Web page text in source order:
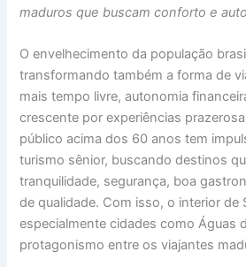
maduros que buscam conforto e
O envelhecimento da população
transformando também a forma de
mais tempo livre, autonomia
crescente por experiências
público acima dos 60 anos tem
turismo sênior, buscando destinos
tranquilidade, segurança, boa
de qualidade. Com isso, o interior de
especialmente cidades como Águas
protagonismo entre os viajantes